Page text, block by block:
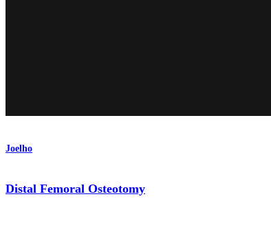
Joelho
Distal Femoral Osteotomy